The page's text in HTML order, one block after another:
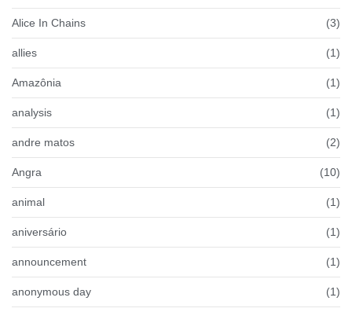
Alice In Chains (3)
allies (1)
Amazônia (1)
analysis (1)
andre matos (2)
Angra (10)
animal (1)
aniversário (1)
announcement (1)
anonymous day (1)